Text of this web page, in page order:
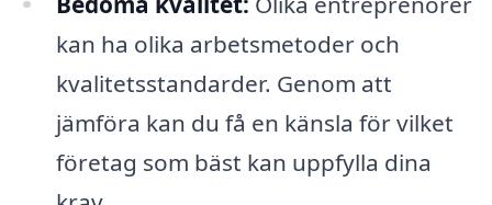
kan ha olika arbetsmetoder och
kvalitetsstandarder. Genom att
jämföra kan du få en känsla för vilket
företag som bäst kan uppfylla dina